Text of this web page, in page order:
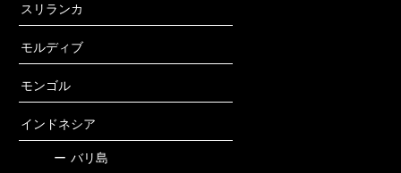
スリランカ
モルディブ
モンゴル
インドネシア
ー バリ島